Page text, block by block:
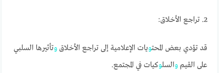
2. تراجع الأخلاق:
قد تؤدي بعض المحتويات الإعلامية إلى تراجع الأخلاقوتأثيرها السلبي
على القيموالسلوكيات في المجتمع.